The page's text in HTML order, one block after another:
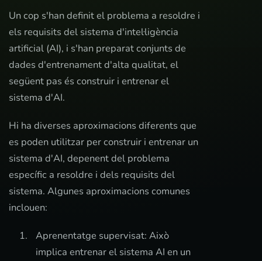
Un cop s'han definit el problema a resoldre i
els requisits del sistema d'intel·ligència
artificial (AI), i s'han preparat conjunts de
dades d'entrenament d'alta qualitat, el
següent pas és construir i entrenar el
sistema d'AI.
Hi ha diverses aproximacions diferents que
es poden utilitzar per construir i entrenar un
sistema d'AI, depenent del problema
específic a resoldre i dels requisits del
sistema. Algunes aproximacions comunes
inclouen:
Aprenentatge supervisat: Això
implica entrenar el sistema AI en un